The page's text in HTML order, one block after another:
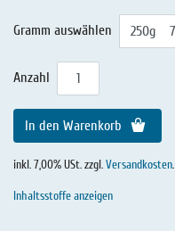
Gramm auswählen
Anzahl
In den Warenkorb
inkl. 7,00% USt. zzgl.Versandkosten.
Inhaltsstoffe anzeigen